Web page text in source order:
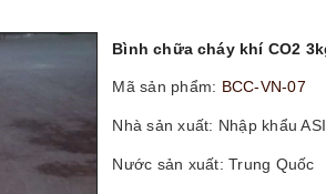
Bình chữa cháy khí CO2
Mã sản phẩm: BCC-VN-07
Nhà sản xuất: Nhập khẩu
Nước sản xuất: Trung Quốc